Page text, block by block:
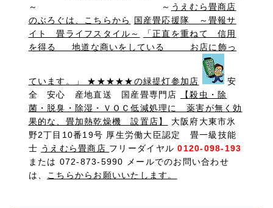
～ ～ うえむら畳商店
のぶろぐは、こちらから
国産畳応援隊 ～畳報サ
イト 畳ライフスタイル～
「正直を重ねて 信用
を得る 地道な商いをしている お店に飾っ
ています。」 ★★★★★の緑提灯参加店
安
全 安心 産地直送 国産畳専門店
【殺虫・除
菌・脱臭・除湿・ＶＯＣ低減処理に 薬害が無く効
果的な、畳加熱乾燥機 設置店】
大阪府大東市氷
野2丁目10番19号 厚生労働大臣認定 畳一級技能
士 うえむら畳商店 フリーダイヤル 0120-098-193
または 072-873-5990 メールでのお問い合わせ
は、
こちらからお願いいたします。